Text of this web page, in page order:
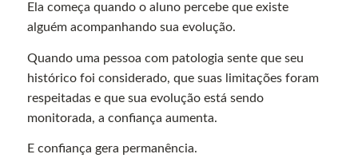
Ela começa quando o aluno percebe que existe
alguém acompanhando sua evolução.
Quando uma pessoa com patologia sente que seu
histórico foi considerado, que suas limitações foram
respeitadas e que sua evolução está sendo
monitorada, a confiança aumenta.
E confiança gera permanência.